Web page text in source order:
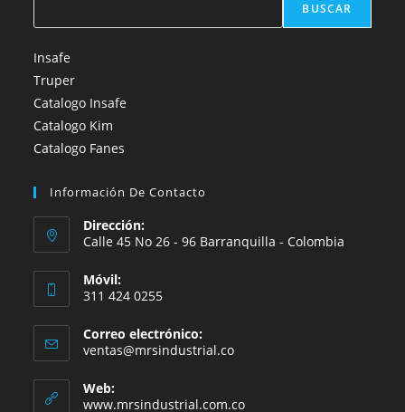
BUSCAR
Insafe
Truper
Catalogo Insafe
Catalogo Kim
Catalogo Fanes
Información De Contacto
Dirección:
Calle 45 No 26 - 96 Barranquilla - Colombia
Móvil:
311 424 0255
Correo electrónico:
ventas@mrsindustrial.coSe
tu
Web:
www.mrsindustrial.com.co